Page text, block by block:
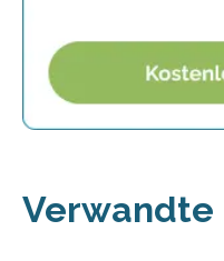
Verwandte